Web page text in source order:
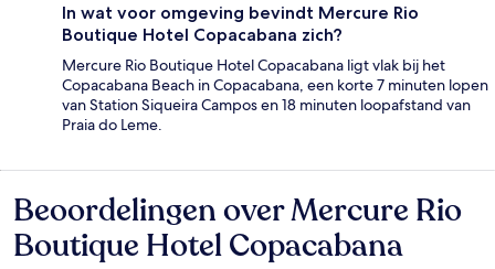
In wat voor omgeving bevindt Mercure Rio
Boutique Hotel Copacabana zich?
Mercure Rio Boutique Hotel Copacabana ligt vlak bij het
Copacabana Beach in Copacabana, een korte 7 minuten lopen
van Station Siqueira Campos en 18 minuten loopafstand van
Praia do Leme.
Beoordelingen
Beoordelingen over Mercure Rio
Boutique Hotel Copacabana